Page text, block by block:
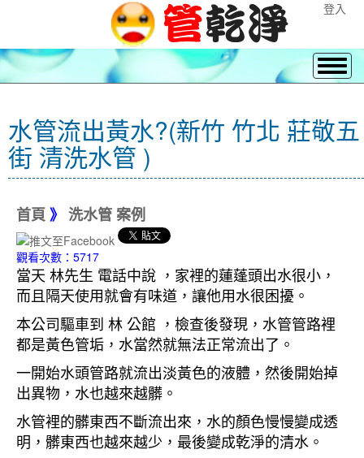
登入
水管流出黃水?(新竹 竹北 莊敬五
街 清洗水管 )
首頁 》 洗水管 案例
觀看次數：5717
當天 林先生 電話中說 ，家裡的蓮蓬頭出水很小，
而且隔天使用就會有味道，讓他用水很困擾。
本公司驅車到 林 公館 ，檢查後發現，水管管路裡
都是黃色管垢，水當然就無法正常流出了。
一開始水頭管路就流出淡黃色的液體，然後開始掉
出異物，水也越來越髒。
水管裡的髒東西不斷流出來，水的顏色慢慢變成透
明，髒東西也越來越少，最後變成乾淨的清水。